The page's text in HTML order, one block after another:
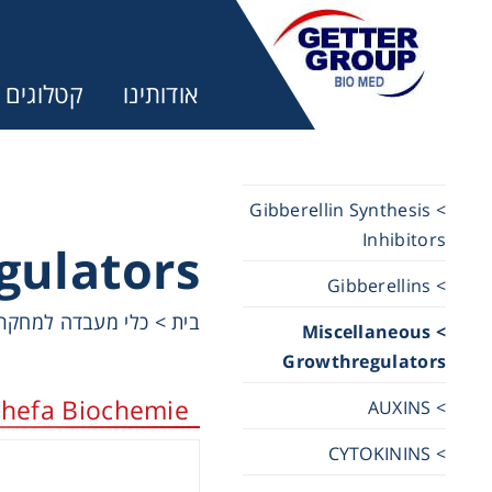
אודותינו קטלוגים
> Gibberellin Synthesis
Inhibitors
> Gibberellins
> Miscellaneous
Growthregulators
> AUXINS
> CYTOKININS
בית> כלי מעבדה
Biochemie